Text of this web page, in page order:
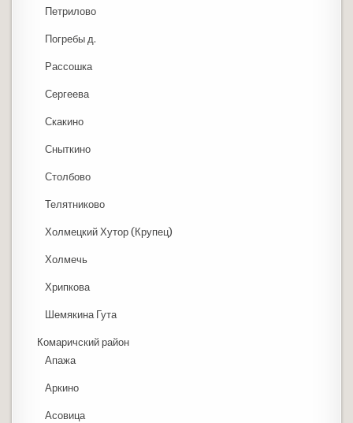
Петрилово
Погребы д.
Рассошка
Сергеева
Скакино
Сныткино
Столбово
Телятниково
Холмецкий Хутор (Крупец)
Холмечь
Хрипкова
Шемякина Гута
Комаричский район
Апажа
Аркино
Асовица